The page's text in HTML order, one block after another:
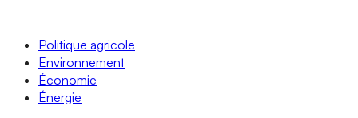
Politique agricole
Environnement
Économie
Énergie